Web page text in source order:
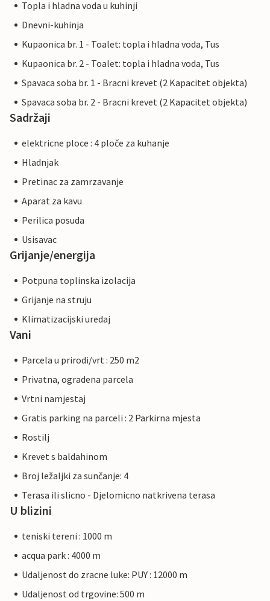
Topla i hladna voda u kuhinji
Dnevni-kuhinja
Kupaonica br. 1 - Toalet: topla i hladna voda, Tus
Kupaonica br. 2 - Toalet: topla i hladna voda, Tus
Spavaca soba br. 1 - Bracni krevet (2 Kapacitet objekta)
Spavaca soba br. 2 - Bracni krevet (2 Kapacitet objekta)
Sadržaji
elektricne ploce : 4 ploče za kuhanje
Hladnjak
Pretinac za zamrzavanje
Aparat za kavu
Perilica posuda
Usisavac
Grijanje/energija
Potpuna toplinska izolacija
Grijanje na struju
Klimatizacijski uredaj
Vani
Parcela u prirodi/vrt : 250 m2
Privatna, ogradena parcela
Vrtni namjestaj
Gratis parking na parceli : 2 Parkirna mjesta
Rostilj
Krevet s baldahinom
Broj ležaljki za sunčanje: 4
Terasa ili slicno - Djelomicno natkrivena terasa
U blizini
teniski tereni : 1000 m
acqua park : 4000 m
Udaljenost do zracne luke: PUY : 12000 m
Udaljenost od trgovine: 500 m